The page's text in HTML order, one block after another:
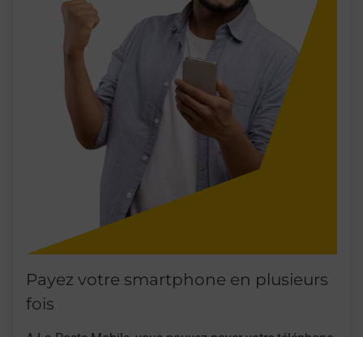
Payez votre smartphone en plusieurs
fois